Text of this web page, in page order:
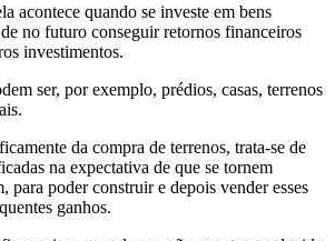
acontece quando se investe em bens
no futuro conseguir retornos financeiros
investimentos.
ser, por exemplo, prédios, casas, terrenos
da compra de terrenos, trata-se de
na expectativa de que se tornem
para poder construir e depois vender esses
ganhos.